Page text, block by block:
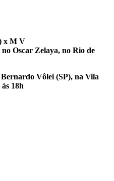
x M V
Oscar Zelaya, no Rio de
Vôlei (SP), na Vila
18h